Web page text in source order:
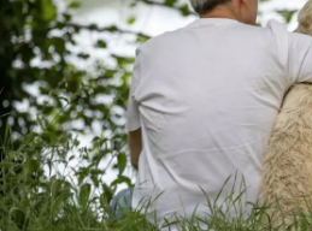
Filtros